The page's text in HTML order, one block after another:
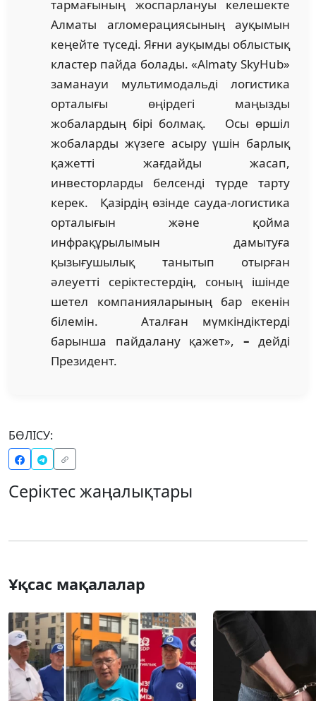
тармағының жоспарлануы келешекте
Алматы агломерациясының ауқымын
кеңейте түседі. Яғни ауқымды облыстық
кластер пайда болады. «Almaty SkyHub»
заманауи мультимодальді логистика
орталығы өңірдегі маңызды
жобалардың бірі болмақ. Осы өршіл
жобаларды жүзеге асыру үшін барлық
қажетті жағдайды жасап,
инвесторларды белсенді түрде тарту
керек. Қазірдің өзінде сауда-логистика
орталығын және қойма
инфрақұрылымын дамытуға
қызығушылық танытып отырған
әлеуетті серіктестердің, соның ішінде
шетел компанияларының бар екенін
білемін. Аталған мүмкіндіктерді
барынша пайдалану қажет», – дейді
Президент.
БӨЛІСУ:
Серіктес жаңалықтары
Ұқсас мақалалар